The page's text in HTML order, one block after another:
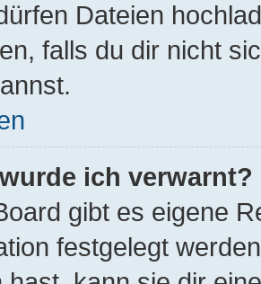
Dateien
falls du dir nicht
ich verwarnt?
gibt es eigene
festgelegt